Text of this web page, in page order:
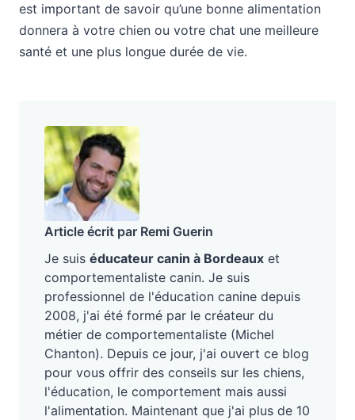
est important de savoir qu’une bonne alimentation
donnera à votre chien ou votre chat une meilleure
santé et une plus longue durée de vie.
Article écrit par Remi Guerin
Je suis éducateur canin à Bordeaux et
comportementaliste canin. Je suis
professionnel de l'éducation canine depuis
2008, j'ai été formé par le créateur du
métier de comportementaliste (Michel
Chanton). Depuis ce jour, j'ai ouvert ce blog
pour vous offrir des conseils sur les chiens,
l'éducation, le comportement mais aussi
l'alimentation. Maintenant que j'ai plus de 10